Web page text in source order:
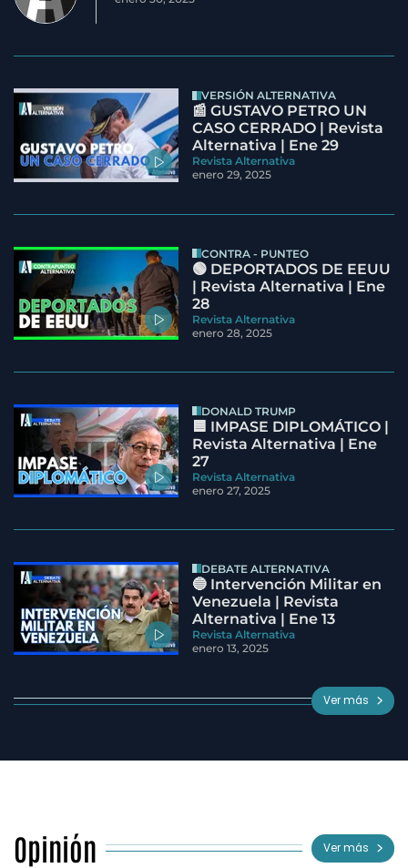
VERSIÓN ALTERNATIVA
📰 GUSTAVO PETRO UN
CASO CERRADO | Revista
Alternativa | Ene 29
Revista Alternativa
enero 29, 2025
CONTRA - PUNTEO
🟢 DEPORTADOS DE EEUU
| Revista Alternativa | Ene
28
Revista Alternativa
enero 28, 2025
DONALD TRUMP
🟦 IMPASE DIPLOMÁTICO |
Revista Alternativa | Ene
27
Revista Alternativa
enero 27, 2025
DEBATE ALTERNATIVA
🔵 Intervención Militar en
Venezuela | Revista
Alternativa | Ene 13
Revista Alternativa
enero 13, 2025
Ver más
Opinión Ver más